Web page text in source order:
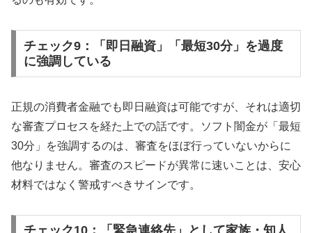
チェック9：「即日融資」「最短30分」を過度
に強調している
正規の消費者金融でも即日融資は可能ですが、それは適切
な審査プロセスを経た上での話です。ソフト闇金が「最短
30分」を強調するのは、審査をほぼ行っていないからに
他なりません。審査のスピードが異常に速いことは、安心
材料ではなく警戒すべきサインです。